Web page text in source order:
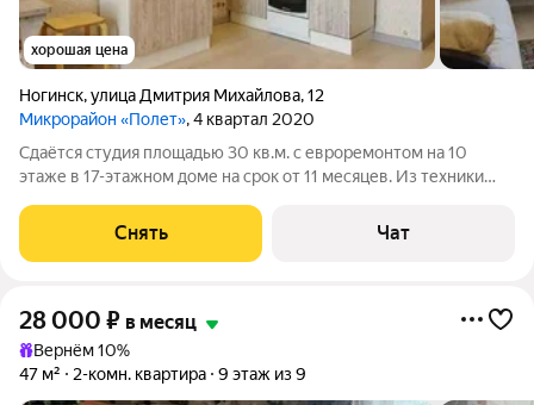
хорошая цена
Ногинск,улица Дмитрия Михайлова,12
Микрорайон «Полет», 4 квартал 2020
Сдаётся студия площадью 30 кв.м. с евроремонтом на 10
этаже в 17-этажном доме на срок от 11 месяцев. Из техники
монолитный. Коммунальные услуги по счетчикам
оплачиваются дополнительно.
Снять Чат
28 000 ₽ в месяц
Вернём 10%
47 м²
2-комн. квартира 9 этаж из 9